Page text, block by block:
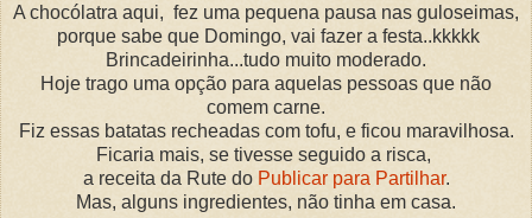
A chocólatra aqui, fez uma pequena pausa nas guloseimas,
porque sabe que Domingo, vai fazer a festa..kkkkk
Brincadeirinha...tudo muito moderado.
Hoje trago uma opção para aquelas pessoas que não
comem carne.
Fiz essas batatas recheadas com tofu, e ficou maravilhosa.
Ficaria mais, se tivesse seguido a risca,
a receita da Rute do Publicar para Partilhar.
Mas, alguns ingredientes, não tinha em casa.